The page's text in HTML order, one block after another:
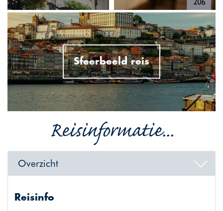
Sfeerbeeld reis
Reisinformatie...
Overzicht
Reisinfo